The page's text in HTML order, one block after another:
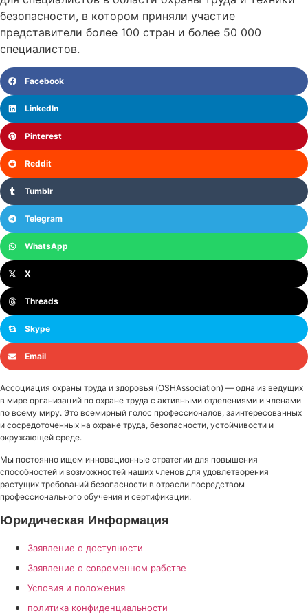
безопасности, в котором приняли участие
представители более 100 стран и более 50 000
специалистов.
Facebook
LinkedIn
Pinterest
Reddit
Tumblr
Telegram
WhatsApp
X
Threads
Skype
Email
Ассоциация охраны труда и здоровья (OSHAssociation) — одна из ведущих
в мире организаций по охране труда с активными отделениями и членами
по всему миру. Это всемирный голос профессионалов, заинтересованных
и сосредоточенных на охране труда, безопасности, устойчивости и
окружающей среде.
Мы постоянно ищем инновационные стратегии для повышения
способностей и возможностей наших членов для удовлетворения
растущих требований безопасности в отрасли посредством
профессионального обучения и сертификации.
Юридическая Информация
Заявление о доступности
Заявление о современном рабстве
Условия и положения
политика конфиденциальности